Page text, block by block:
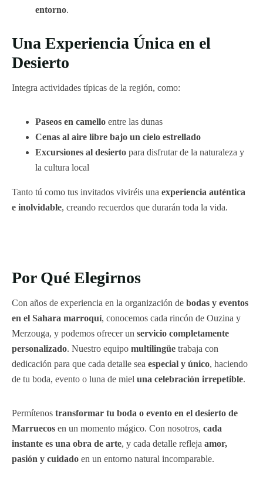
entorno.
Una Experiencia Única en el
Desierto
Integra actividades típicas de la región, como:
Paseos en camello entre las dunas
Cenas al aire libre bajo un cielo estrellado
Excursiones al desierto para disfrutar de la naturaleza y
la cultura local
Tanto tú como tus invitados viviréis una experiencia auténtica
e inolvidable, creando recuerdos que durarán toda la vida.
Por Qué Elegirnos
Con años de experiencia en la organización de bodas y eventos
en el Sahara marroquí, conocemos cada rincón de Ouzina y
Merzouga, y podemos ofrecer un servicio completamente
personalizado. Nuestro equipo multilingüe trabaja con
dedicación para que cada detalle sea especial y único, haciendo
de tu boda, evento o luna de miel una celebración irrepetible.
Permítenos transformar tu boda o evento en el desierto de
Marruecos en un momento mágico. Con nosotros, cada
instante es una obra de arte, y cada detalle refleja amor,
pasión y cuidado en un entorno natural incomparable.